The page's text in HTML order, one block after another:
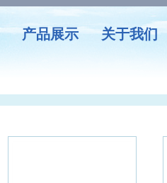
产品展示 关于我们